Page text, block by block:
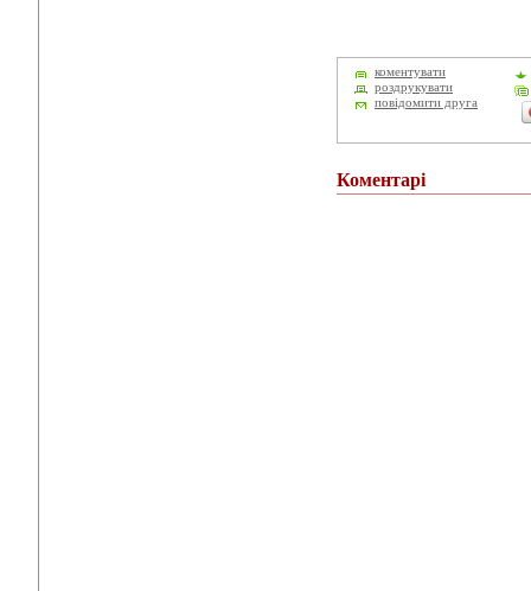
коментувати
роздрукувати
повідомити друга
Коментарі